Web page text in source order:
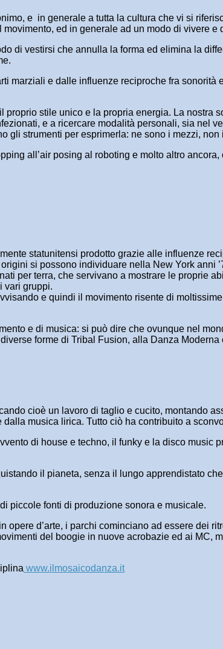
e in generale a tutta la cultura che vi si
ed in generale ad un modo di vivere e
di vestirsi che annulla la forma ed elimina la
marziali e dalle influenze reciproche fra sonorità
stile unico e la propria energia. La nostra
e a ricercare modalità personali, sia nel
gli strumenti per esprimerla: ne sono i mezzi, non
all’air posing al roboting e molto altro
statunitensi prodotto grazie alle influenze
si possono individuare nella New York anni
per terra, che servivano a mostrare le proprie
vari gruppi.
e quindi il movimento risente di
e di musica: si può dire che ovunque nel
forme di Tribal Fusion, alla Danza Moderna
cioè un lavoro di taglio e cucito, montando
musica lirica. Tutto ciò ha contribuito a
di house e techno, il funky e la disco music
il pianeta, senza il lungo apprendistato
piccole fonti di produzione sonora e musicale.
d’arte, i parchi cominciano ad essere dei
del boogie in nuove acrobazie ed ai MC,
www.ilmosaicodanza.it